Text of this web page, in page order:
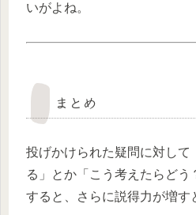
いがよね。
まとめ
投げかけられた疑問に対して
る」とか「こう考えたらどう
すると、さらに説得力が増す